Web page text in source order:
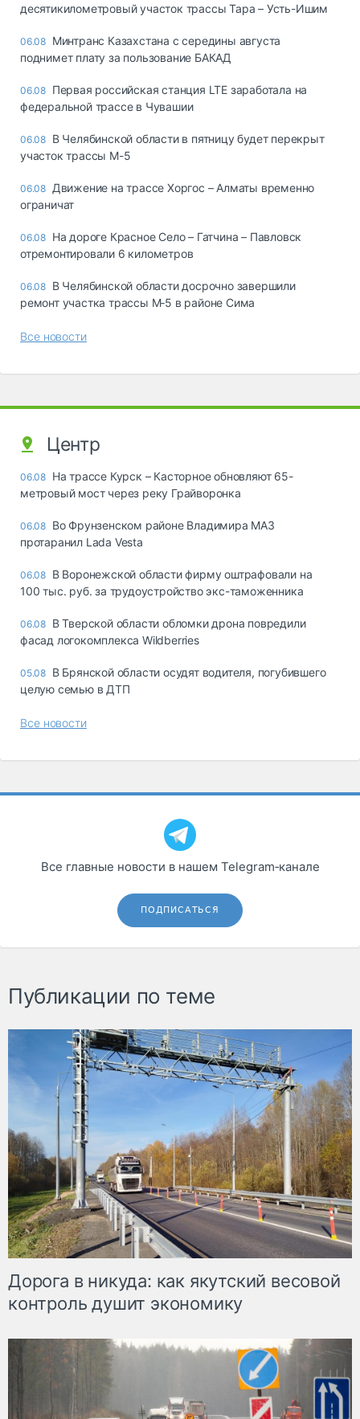
десятикилометровый участок трассы Тара – Усть-Ишим
06.08 Минтранс Казахстана с середины августа
поднимет плату за пользование БАКАД
06.08 Первая российская станция LTE заработала на
федеральной трассе в Чувашии
06.08 В Челябинской области в пятницу будет перекрыт
участок трассы М-5
06.08 Движение на трассе Хоргос – Алматы временно
ограничат
06.08 На дороге Красное Село – Гатчина – Павловск
отремонтировали 6 километров
06.08 В Челябинской области досрочно завершили
ремонт участка трассы М‑5 в районе Сима
Все новости
Центр
06.08 На трассе Курск – Касторное обновляют 65-
метровый мост через реку Грайворонка
06.08 Во Фрунзенском районе Владимира МАЗ
протаранил Lada Vesta
06.08 В Воронежской области фирму оштрафовали на
100 тыс. руб. за трудоустройство экс-таможенника
06.08 В Тверской области обломки дрона повредили
фасад логокомплекса Wildberries
05.08 В Брянской области осудят водителя, погубившего
целую семью в ДТП
Все новости
Все главные новости в нашем Telegram‑канале
ПОДПИСАТЬСЯ
Публикации по теме
Дорога в никуда: как якутский весовой
контроль душит экономику